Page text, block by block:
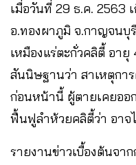
เมื่อวันที่ 29 ธ.ค. 2563
อ.ทองผาภูมิ จ.กาญจนบุ
เหมืองแร่ตะกั่วคลิตี้ อา
สันนิษฐานว่า สาเหตุกา
ก่อนหน้านี้ ผู้ตายเคยออ
ฟื้นฟูลำห้วยคลิตี้ว่า อาจ
รายงานข่าวเบื้องต้นจา